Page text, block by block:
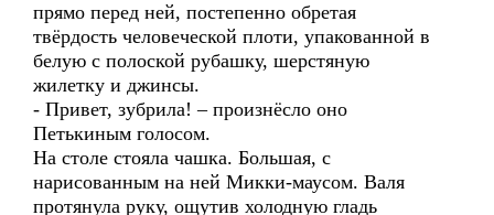
прямо перед ней, постепенно обретая
твёрдость человеческой плоти, упакованной в
белую с полоской рубашку, шерстяную
жилетку и джинсы.
- Привет, зубрила! – произнёсло оно
Петькиным голосом.
На столе стояла чашка. Большая, с
нарисованным на ней Микки-маусом. Валя
протянула руку, ощутив холодную гладь